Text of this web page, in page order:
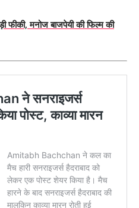
फीकी, मनोज बाजपेयी की फिल्म की